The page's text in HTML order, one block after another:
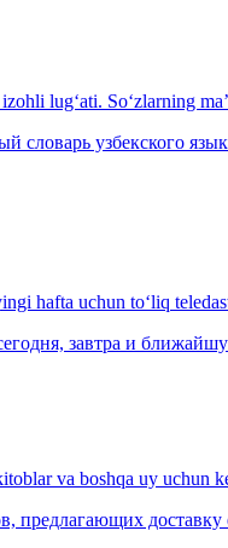
lug‘ati. So‘zlarning
словарь узбекского
hafta uchun to‘liq
завтра и
va boshqa uy uchun
предлагающих доставку